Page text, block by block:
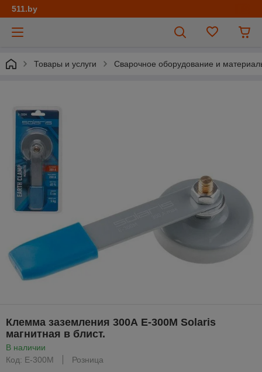
511.by
Товары и услуги Сварочное оборудование и
Клемма заземления 300А E-300M Solaris
магнитная в блист.
В наличии
Код: E-300M
Розница